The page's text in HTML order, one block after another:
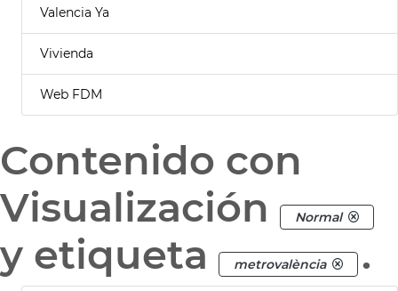
Valencia Ya
Vivienda
Web FDM
Contenido con
Visualización
Normal
y etiqueta metrovalència .